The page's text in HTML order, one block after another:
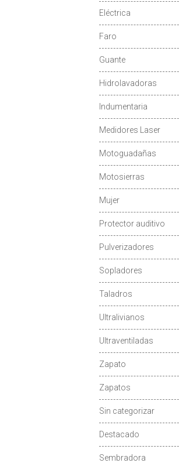
Eléctrica
Faro
Guante
Hidrolavadoras
Indumentaria
Medidores Laser
Motoguadañas
Motosierras
Mujer
Protector auditivo
Pulverizadores
Sopladores
Taladros
Ultralivianos
Ultraventiladas
Zapato
Zapatos
Sin categorizar
Destacado
Sembradora